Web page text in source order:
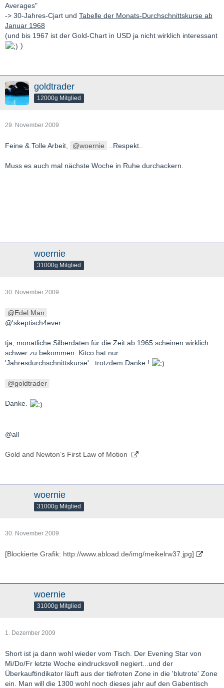
Averages"
-> 30-Jahres-Cjart und Tabelle der Monats-Durchschnittskurse ab
Januar 1968
(und bis 1967 ist der Gold-Chart in USD ja nicht wirklich interessant
)
goldtrader
12000g Mitglied
29. November 2009
Feine & Tolle Arbeit, woernie ..Respekt..
Muss es auch mal nächste Woche in Ruhe durchackern.
woernie
31000g Mitglied
30. November 2009
Edel Man
@'skeptisch4ever
tja, monatliche Silberdaten für die Zeit ab 1965 scheinen wirklich
schwer zu bekommen. Kitco hat nur
'Jahresdurchschnittskurse'...trotzdem Danke !
goldtrader
Danke.
@all
Gold and Newton’s First Law of Motion
woernie
31000g Mitglied
30. November 2009
[Blockierte Grafik: http://www.abload.de/img/meikelrw37.jpg]
woernie
31000g Mitglied
1. Dezember 2009
Short ist ja dann wohl wieder vom Tisch. Der Evening Star von
Mi/Do/Fr letzte Woche eindrucksvoll negiert...und der
Überkauftindikator läuft aus der tiefroten Zone in die 'blutrote' Zone
ein. Man will die 1300 wohl noch dieses jahr auf den Gabentisch